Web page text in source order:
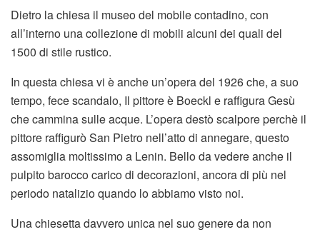
Dietro la chiesa il museo del mobile contadino, con
all’interno una collezione di mobili alcuni dei quali del
1500 di stile rustico.
In questa chiesa vi è anche un’opera del 1926 che, a suo
tempo, fece scandalo, Il pittore è Boeckl e raffigura Gesù
che cammina sulle acque. L’opera destò scalpore perchè il
pittore raffigurò San Pietro nell’atto di annegare, questo
assomiglia moltissimo a Lenin. Bello da vedere anche il
pulpito barocco carico di decorazioni, ancora di più nel
periodo natalizio quando lo abbiamo visto noi.
Una chiesetta davvero unica nel suo genere da non